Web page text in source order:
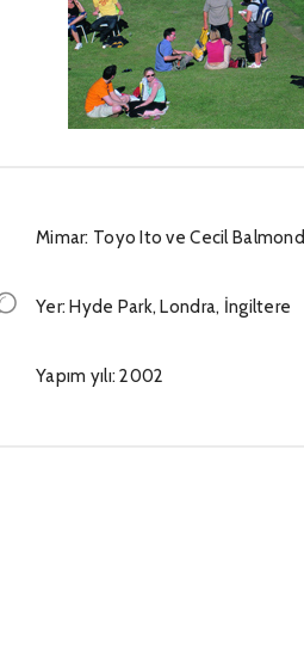
Mimar: Toyo Ito ve Cecil Balmond
Yer: Hyde Park, Londra, İngiltere
Yapım yılı: 2002